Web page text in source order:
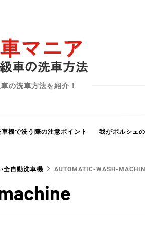
の洗車方法を紹介！
車機で洗う際の注意ポイント 我がポルシェ
全自動洗車機 AUTOMATIC-WASH-